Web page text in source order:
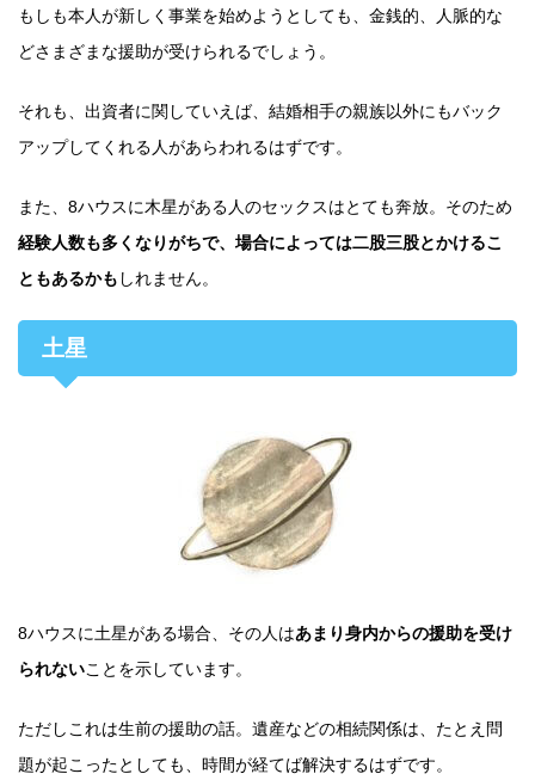
もしも本人が新しく事業を始めようとしても、金銭的、人脈的な
どさまざまな援助が受けられるでしょう。
それも、出資者に関していえば、結婚相手の親族以外にもバック
アップしてくれる人があらわれるはずです。
また、8ハウスに木星がある人のセックスはとても奔放。そのため
経験人数も多くなりがちで、場合によっては二股三股とかけるこ
ともあるかも しれません。
土星
8ハウスに土星がある場合、その人はあまり身内からの援助を受け
られないことを示しています。
ただしこれは生前の援助の話。遺産などの相続関係は、たとえ問
題が起こったとしても、時間が経てば解決するはずです。